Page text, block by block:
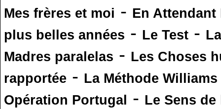
Mes frères et moi - En
plus belles années - Le Test -
Madres paralelas - Les Choses
rapportée - La Méthode Williams
Opération Portugal - Le Sens